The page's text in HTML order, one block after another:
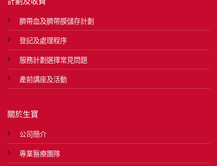
臍帶血及臍帶膜儲存計劃
登記及處理程序
服務計劃選擇常見問題
產前講座及活動
關於生寶
公司簡介
專業醫療團隊